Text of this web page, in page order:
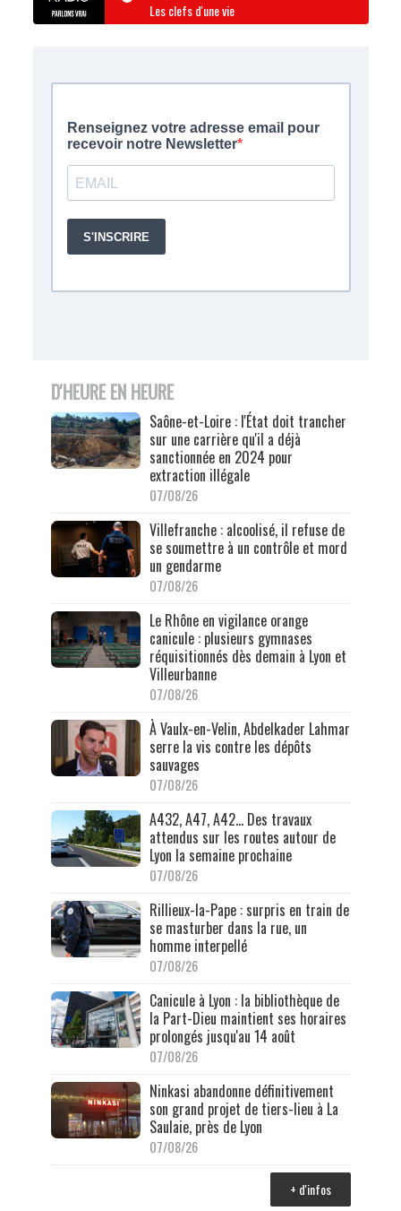
Les clefs d'une vie
D'HEURE EN HEURE
Saône-et-Loire : l'État doit trancher
sur une carrière qu'il a déjà
sanctionnée en 2024 pour
extraction illégale
07/08/26
Villefranche : alcoolisé, il refuse de
se soumettre à un contrôle et mord
un gendarme
07/08/26
Le Rhône en vigilance orange
canicule : plusieurs gymnases
réquisitionnés dès demain à Lyon et
Villeurbanne
07/08/26
À Vaulx-en-Velin, Abdelkader Lahmar
serre la vis contre les dépôts
sauvages
07/08/26
A432, A47, A42… Des travaux
attendus sur les routes autour de
Lyon la semaine prochaine
07/08/26
Rillieux-la-Pape : surpris en train de
se masturber dans la rue, un
homme interpellé
07/08/26
Canicule à Lyon : la bibliothèque de
la Part-Dieu maintient ses horaires
prolongés jusqu'au 14 août
07/08/26
Ninkasi abandonne définitivement
son grand projet de tiers-lieu à La
Saulaie, près de Lyon
07/08/26
+ d'infos